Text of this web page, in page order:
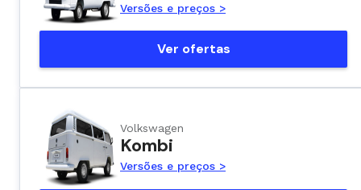
Versões e preços >
Ver ofertas
Volkswagen
Kombi
Versões e preços >